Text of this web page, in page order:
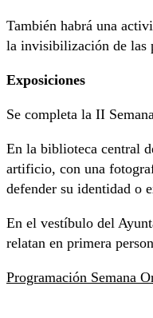
También habrá una
la invisibilización de las
Exposiciones
Se completa la II
En la biblioteca central
artificio, con una
defender su identidad o
En el vestíbulo del
relatan en primera
Programación Semana